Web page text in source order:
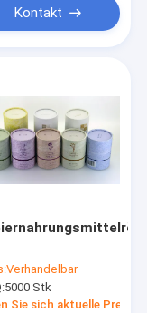
Kontakt
Verhandelbar
5000 Stk
Sie sich aktuelle Preis